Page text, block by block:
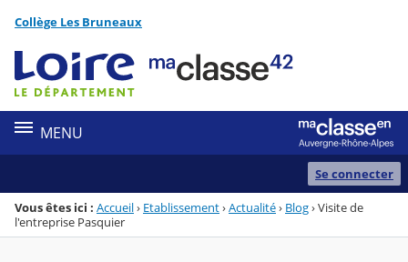
Menu de la rubrique
Contenu
Collège Les Bruneaux
MENU
Se connecter
Vous êtes ici : Accueil› Etablissement›Actualité› Blog›Visite de
l'entreprise Pasquier